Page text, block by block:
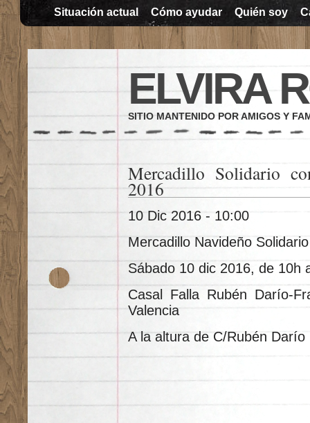
Situación actual Cómo ayudar Quién soy
ELVIRA
SITIO MANTENIDO POR AMIGOS Y
Mercadillo Solidario
2016
10 Dic 2016 - 10:00
Mercadillo Navideño
Sábado 10 dic 2016, de 10h
Casal Falla Rubén Darío-
Valencia
A la altura de C/Rubén